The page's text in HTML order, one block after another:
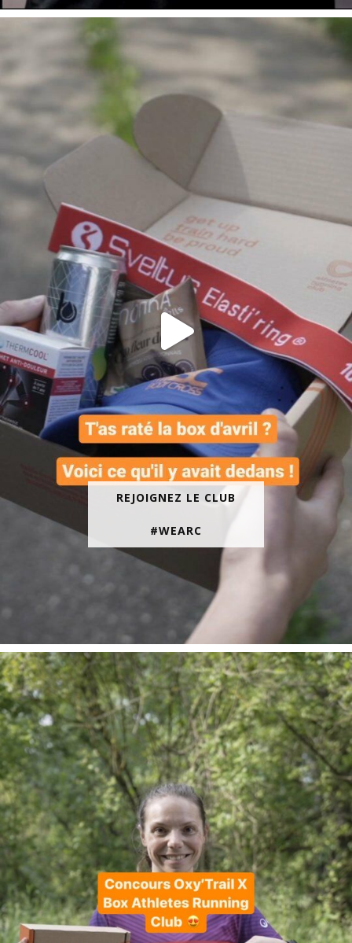
REJOIGNEZ LE CLUB
#WEARC
En juin, on te motive à courir encore